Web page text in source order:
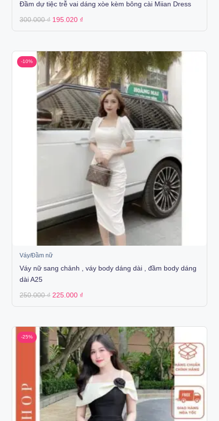
Đầm dự tiệc trễ vai dáng xòe kèm bông cài Miian Dress
300.000₫ Original
was:
195.020 ₫
is:
-10%
Váy/Đầm nữ
Váy nữ sang chảnh , váy body dáng dài , đầm body dáng
dài A25
250.000₫ Original
was:
225.000 ₫
is:
-25%